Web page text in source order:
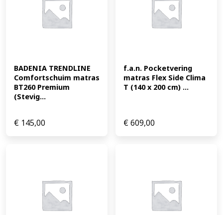
BADENIA TRENDLINE
Comfortschuim matras
BT260 Premium
(Stevig...
€ 145,00
f.a.n. Pocketvering
matras Flex Side Clima
T (140 x 200 cm) ...
€609,00